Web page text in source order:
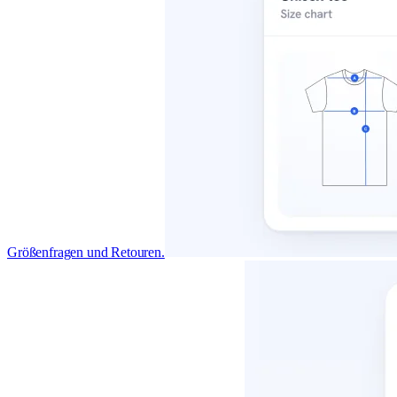
Größenfragen und Retouren.